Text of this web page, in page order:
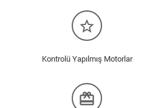
star_border
Kontrolü Yapılmış Motorlar
redeem